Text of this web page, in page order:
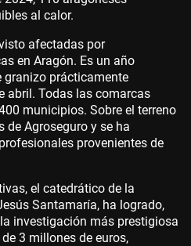
al calor.
afectadas por
en Aragón. Es un año
prácticamente
abril. Todas las comarcas
municipios. Sobre el terreno
de Agroseguro y se ha
provenientes de
el catedrático de la
Santamaría, ha logrado,
investigación más prestigiosa
3 millones de euros,